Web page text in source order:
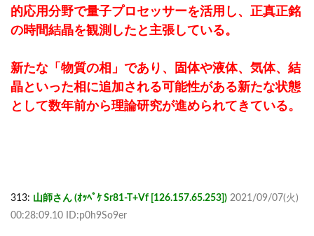
的応用分野で量子プロセッサーを活用し、正真正銘
の時間結晶を観測したと主張している。
新たな「物質の相」であり、固体や液体、気体、結
晶といった相に追加される可能性がある新たな状態
として数年前から理論研究が進められてきている。
313: 山師さん (ｵｯﾍﾟｹ Sr81-T+Vf [126.157.65.253]) 2021/09/07(火)
00:28:09.10 ID:p0h9So9er